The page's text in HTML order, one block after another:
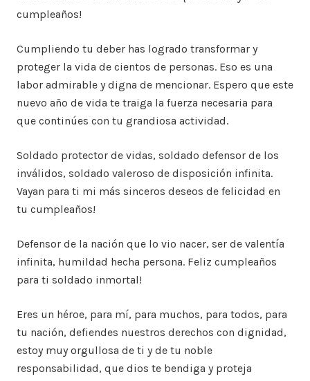
cumpleaños!
Cumpliendo tu deber has logrado transformar y
proteger la vida de cientos de personas. Eso es una
labor admirable y digna de mencionar. Espero que este
nuevo año de vida te traiga la fuerza necesaria para
que continúes con tu grandiosa actividad.
Soldado protector de vidas, soldado defensor de los
inválidos, soldado valeroso de disposición infinita.
Vayan para ti mi más sinceros deseos de felicidad en
tu cumpleaños!
Defensor de la nación que lo vio nacer, ser de valentía
infinita, humildad hecha persona. Feliz cumpleaños
para ti soldado inmortal!
Eres un héroe, para mí, para muchos, para todos, para
tu nación, defiendes nuestros derechos con dignidad,
estoy muy orgullosa de ti y de tu noble
responsabilidad, que dios te bendiga y proteja